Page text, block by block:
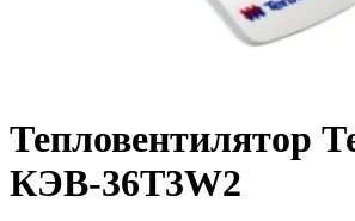
Тепловентилятор
КЭВ-36Т3W2